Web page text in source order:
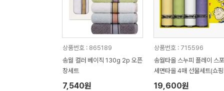
상품번호 : 865189
송월 컬러 베이직 130g 2p 오픈
창세트
7,540원
상품번호 : 715596
송월타올 스누피 플레이 스
세면타올 4매 선물세트(쇼
19,600원